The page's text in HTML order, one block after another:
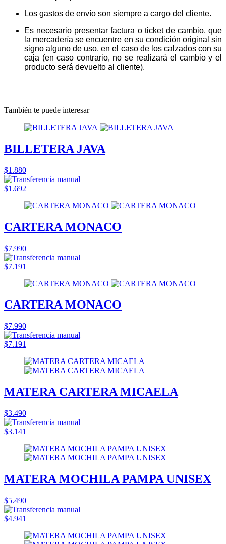
Los gastos de envío son siempre a cargo del cliente.
Es necesario presentar factura o ticket de cambio, que
la mercadería se encuentre en su condición original sin
signo alguno de uso, en el caso de los calzados con su
caja (en caso contrario, no se realizará el cambio y el
producto será devuelto al cliente).
También te puede interesar
BILLETERA JAVA
$1.880
$1.692
CARTERA MONACO
$7.990
$7.191
CARTERA MONACO
$7.990
$7.191
MATERA CARTERA MICAELA
$3.490
$3.141
MATERA MOCHILA PAMPA UNISEX
$5.490
$4.941